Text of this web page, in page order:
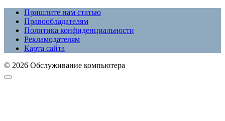
Пришлите нам статью
Правообладателям
Политика конфиденциальности
Рекламодателям
Карта сайта
© 2026 Обслуживание компьютера